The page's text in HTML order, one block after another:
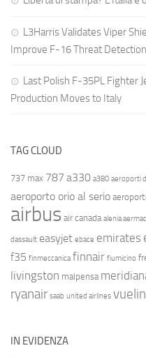
L3Harris Validates Viper
Improve F-16 Threat
Last Polish F-35PL Fighter
Production Moves to Italy
TAG CLOUD
737 max 787 a330 a380 aeroporti
aeroporto orio al serio
airbus air canada alenia
dassault easyjet ebace emirates
f35 finmeccanica finnair fiumicino
livingston malpensa
ryanair saab united airlines
IN EVIDENZA